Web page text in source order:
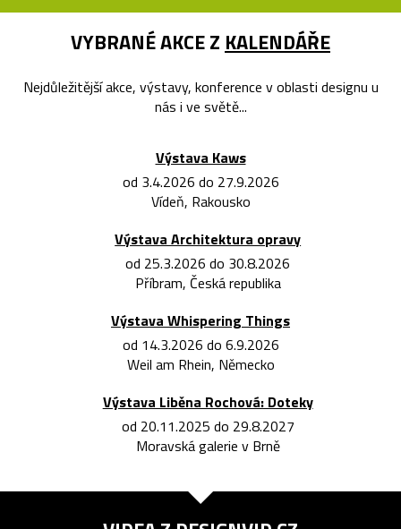
VYBRANÉ AKCE Z KALENDÁŘE
Nejdůležitější akce, výstavy, konference v oblasti designu u
nás i ve světě...
Výstava Kaws
od 3.4.2026 do 27.9.2026
Vídeň, Rakousko
Výstava Architektura opravy
od 25.3.2026 do 30.8.2026
Příbram, Česká republika
Výstava Whispering Things
od 14.3.2026 do 6.9.2026
Weil am Rhein, Německo
Výstava Liběna Rochová: Doteky
od 20.11.2025 do 29.8.2027
Moravská galerie v Brně